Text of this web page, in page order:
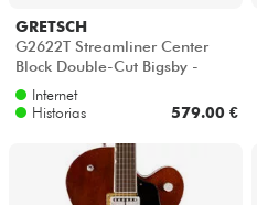
GRETSCH
G2622T Streamliner Center
Block Double-Cut Bigsby -
Village amber
Internet
Historias
579.00 €